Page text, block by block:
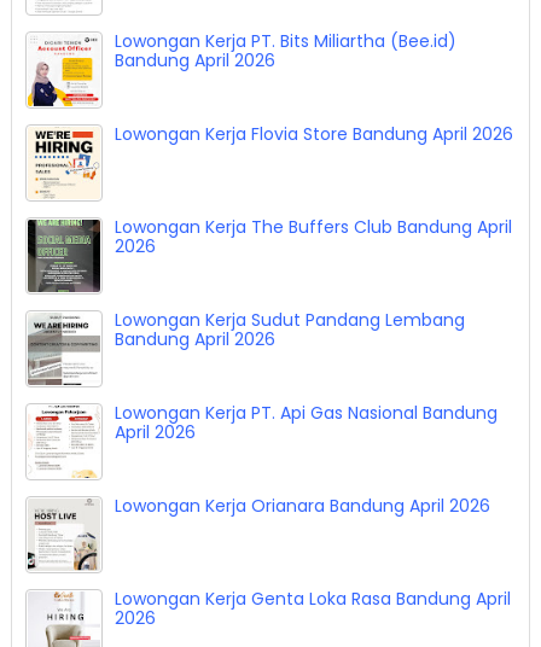
Lowongan Kerja PT. Bits Miliartha (Bee.id)
Bandung April 2026
Lowongan Kerja Flovia Store Bandung April 2026
Lowongan Kerja The Buffers Club Bandung April
2026
Lowongan Kerja Sudut Pandang Lembang
Bandung April 2026
Lowongan Kerja PT. Api Gas Nasional Bandung
April 2026
Lowongan Kerja Orianara Bandung April 2026
Lowongan Kerja Genta Loka Rasa Bandung April
2026